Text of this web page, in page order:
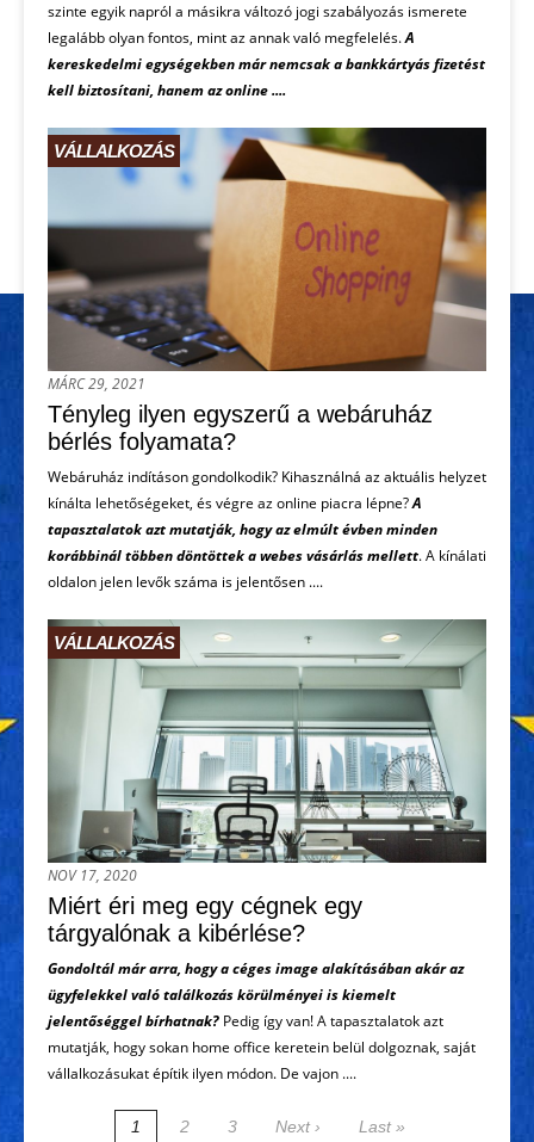
szinte egyik napról a másikra változó jogi szabályozás ismerete
legalább olyan fontos, mint az annak való megfelelés.A
kereskedelmi egységekben már nemcsak a bankkártyás fizetést
kell biztosítani, hanem az online ....
VÁLLALKOZÁS
MÁRC 29, 2021
Tényleg ilyen egyszerű a webáruház
bérlés folyamata?
Webáruház indításon gondolkodik? Kihasználná az aktuális helyzet
kínálta lehetőségeket, és végre az online piacra lépne?A
tapasztalatok azt mutatják, hogy az elmúlt évben minden
korábbinál többen döntöttek a webes vásárlás mellett. A kínálati
oldalon jelen levők száma is jelentősen ....
VÁLLALKOZÁS
NOV 17, 2020
Miért éri meg egy cégnek egy
tárgyalónak a kibérlése?
Gondoltál már arra, hogy a céges image alakításában akár az
ügyfelekkel való találkozás körülményei is kiemelt
jelentőséggel bírhatnak? Pedig így van! A tapasztalatok azt
mutatják, hogy sokan home office keretein belül dolgoznak, saját
vállalkozásukat építik ilyen módon. De vajon ....
1 2 3 Next › Last »